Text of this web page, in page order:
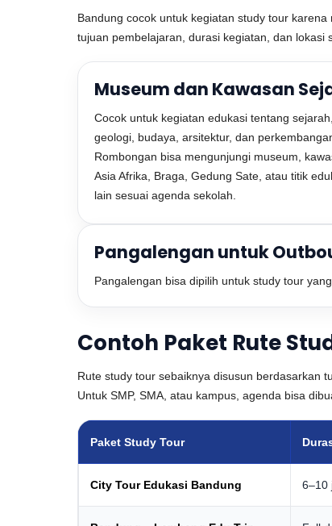
Bandung cocok untuk kegiatan study tour
tujuan pembelajaran, durasi kegiatan, dan lokasi
Museum dan Kawasan
Cocok untuk kegiatan edukasi tentang sejarah,
geologi, budaya, arsitektur, dan
Rombongan bisa mengunjungi museum,
Asia Afrika, Braga, Gedung Sate, atau titik
lain sesuai agenda sekolah.
Pangalengan untuk
Pangalengan bisa dipilih untuk study tour
Contoh Paket Rute
Rute study tour sebaiknya disusun berdasarkan
Untuk SMP, SMA, atau kampus, agenda bisa
Paket Study Tour
City Tour Edukasi Bandung 6–10